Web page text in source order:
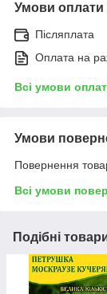
Умови оплати
Післяплата
Оплата на
Всі умови
Умови
Повернення
Всі умови
Подібні